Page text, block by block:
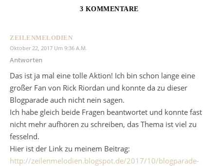
3 KOMMENTARE
ZEILENMELODIEN
Oktober 22, 2017 Um 9:36 A.m.
Antworten
Das ist ja mal eine tolle Aktion! Ich bin schon lange eine
großer Fan von Rick Riordan und konnte da zu dieser
Blogparade auch nicht nein sagen.
Ich habe gleich beide Fragen beantwortet und konnte fast
nicht mehr aufhören zu schreiben, das Thema ist viel zu
fesselnd.
Hier ist der Link zu meinem Beitrag:
http://zeilenmelodien.blogspot.de/2017/10/blogparade-